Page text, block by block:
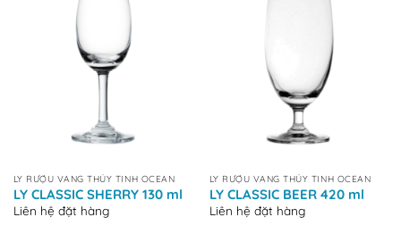
LY RƯỢU VANG THỦY TINH OCEAN
LY CLASSIC SHERRY 130 ml
Liên hệ đặt hàng
LY RƯỢU VANG THỦY TINH OCEAN
LY CLASSIC BEER 420 ml
Liên hệ đặt hàng